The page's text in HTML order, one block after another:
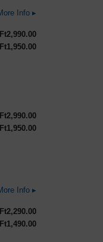
out
of
Info ▸
Ft2,990.00
Ft1,950.00
Ft2,990.00
Ft1,950.00
Info ▸
Ft2,290.00
Ft1,490.00